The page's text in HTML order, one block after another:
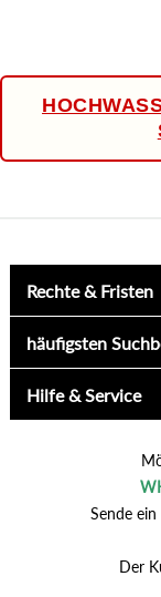
Rechte & Fristen
häufigsten
Hilfe & Service
Sende
Der